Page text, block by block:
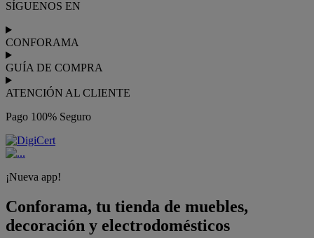
SÍGUENOS EN
CONFORAMA
GUÍA DE COMPRA
ATENCIÓN AL CLIENTE
Pago 100% Seguro
¡Nueva app!
Conforama, tu tienda de muebles,
decoración y electrodomésticos